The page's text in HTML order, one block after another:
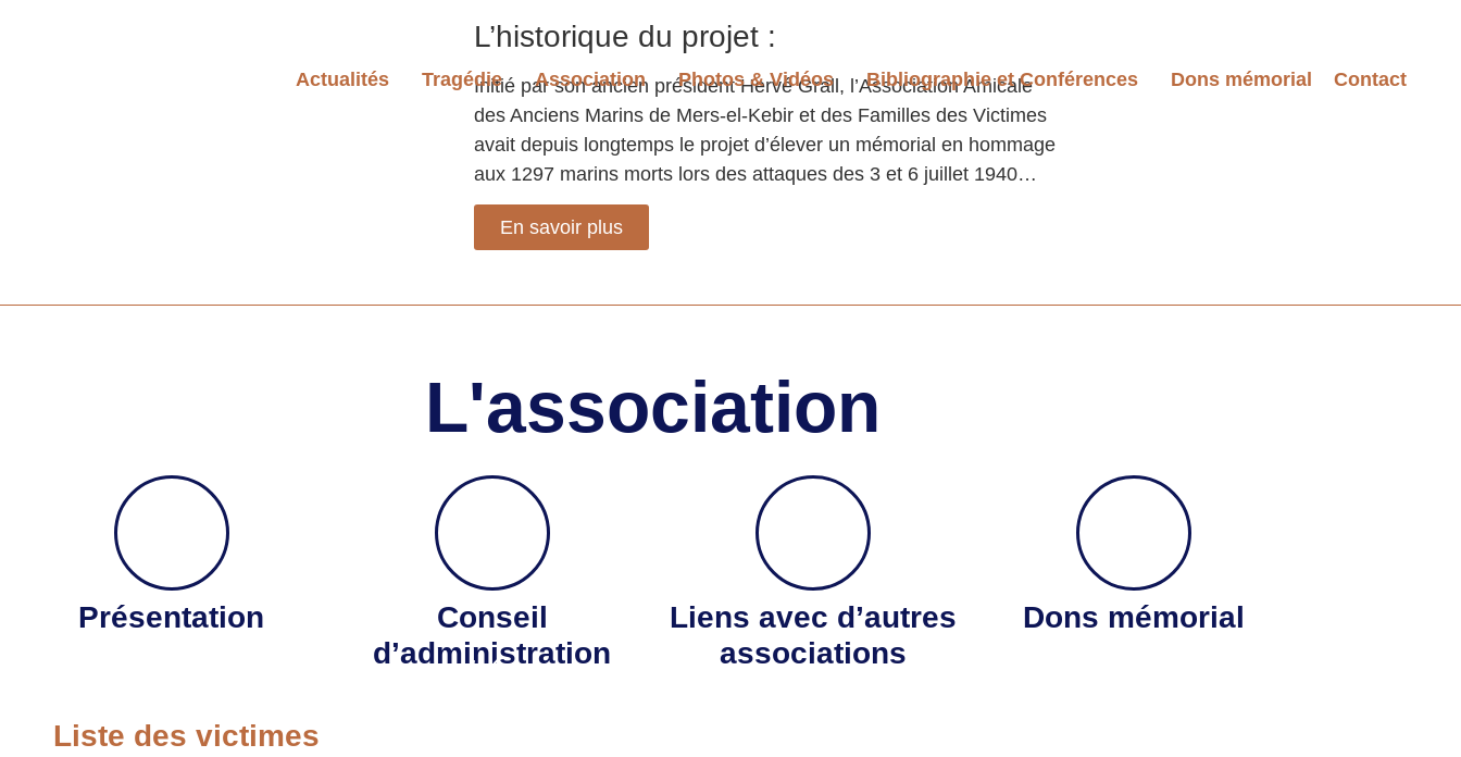
Actualités Tragédie Association Photos & Vidéos Bibliographie et Conférences Dons mémorial Contact
L’historique du projet :
Initié par son ancien président Hervé Grall, l’Association Amicale
des Anciens Marins de Mers-el-Kebir et des Familles des Victimes
avait depuis longtemps le projet d’élever un mémorial en hommage
aux 1297 marins morts lors des attaques des 3 et 6 juillet 1940…
En savoir plus
L'association
Présentation
Conseil
d’administration
Liens avec d’autres
associations
Dons mémorial
Le drame d’une flotte convoitée
Liste des victimes